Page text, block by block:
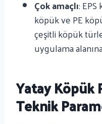
Çok amaçlı:
köpük ve PE
çeşitli köpük
uygulama
Yatay Köpük
Teknik